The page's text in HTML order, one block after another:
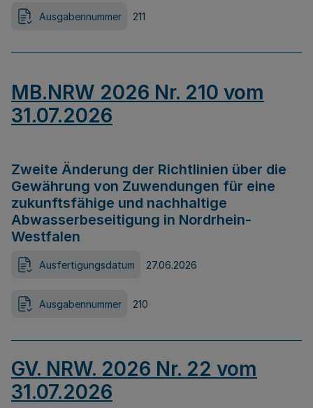
Ausgabennummer 211
MB.NRW 2026 Nr. 210 vom
31.07.2026
Zweite Änderung der Richtlinien über die
Gewährung von Zuwendungen für eine
zukunftsfähige und nachhaltige
Abwasserbeseitigung in Nordrhein-
Westfalen
Ausfertigungsdatum 27.06.2026
Ausgabennummer 210
GV. NRW. 2026 Nr. 22 vom
31.07.2026